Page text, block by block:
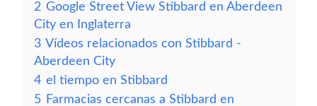
2 Google Street View Stibbard en Aberdeen
City en Inglaterra
3 Vídeos relacionados con Stibbard -
Aberdeen City
4 el tiempo en Stibbard
5 Farmacias cercanas a Stibbard en